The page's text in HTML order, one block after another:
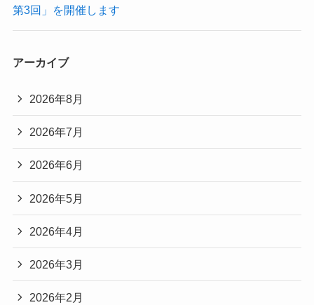
第3回」を開催します
アーカイブ
2026年8月
2026年7月
2026年6月
2026年5月
2026年4月
2026年3月
2026年2月